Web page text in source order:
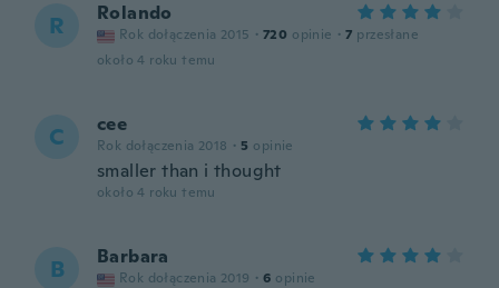
R Rolando
Rok dołączenia 2015 · 720 opinie · 7 przesłane
około 4 roku temu
C cee
Rok dołączenia 2018 · 5 opinie
smaller than i thought
około 4 roku temu
B Barbara
Rok dołączenia 2019 · 6 opinie